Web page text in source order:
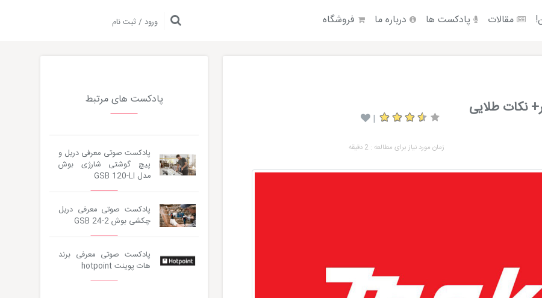
مقالات پادکست ها درباره ما فروشگاه ورود / ثبت نام
نکات طلایی
|
زمان مورد نیاز برای مطالعه : 2 دقیقه
پادکست های مرتبط
پادکست صوتی معرفی دریل و
پیچ گوشتی شارژی بوش
مدل GSB 120-LI
پادکست صوتی معرفی دریل
چکشی بوش GSB 24-2
پادکست صوتی معرفی برند
هات پوینت hotpoint